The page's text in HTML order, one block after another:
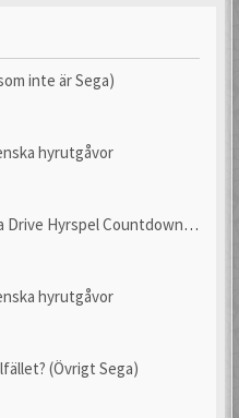
inte är Sega)
hyrutgåvor
Hyrspel Countdown Tråd!
hyrutgåvor
(Övrigt Sega)